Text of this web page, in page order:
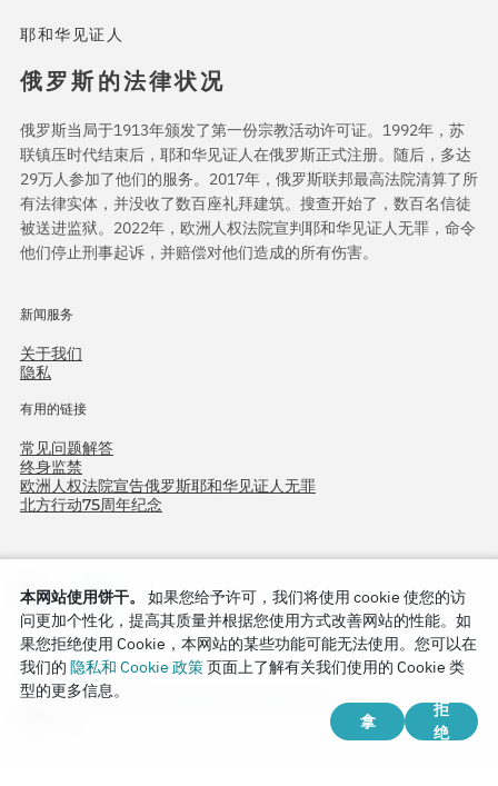
耶和华见证人
俄罗斯的法律状况
俄罗斯当局于1913年颁发了第一份宗教活动许可证。1992年，苏
联镇压时代结束后，耶和华见证人在俄罗斯正式注册。随后，多达
29万人参加了他们的服务。2017年，俄罗斯联邦最高法院清算了所
有法律实体，并没收了数百座礼拜建筑。搜查开始了，数百名信徒
被送进监狱。2022年，欧洲人权法院宣判耶和华见证人无罪，命令
他们停止刑事起诉，并赔偿对他们造成的所有伤害。
新闻服务
关于我们
隐私
有用的链接
常见问题解答
终身监禁
欧洲人权法院宣告俄罗斯耶和华见证人无罪
北方行动75周年纪念
Copyright © 2026
Watch Tower Bible and Tract Society of Korea.
本网站使用饼干。
如果您给予许可，我们将使用 cookie 使您的访
问更加个性化，提高其质量并根据您使用方式改善网站的性能。如
果您拒绝使用 Cookie，本网站的某些功能可能无法使用。您可以在
我们的 隐私和 Cookie 政策页面上了解有关我们使用的 Cookie 类
型的更多信息。
拿
拒
绝